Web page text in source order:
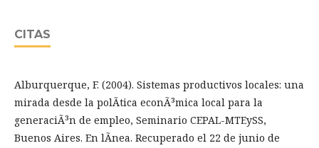
CITAS
Alburquerque, F. (2004). Sistemas productivos locales: una
mirada desde la polÃ­tica econÃ³mica local para la
generaciÃ³n de empleo, Seminario CEPAL-MTEySS,
Buenos Aires. En lÃ­nea. Recuperado el 22 de junio de